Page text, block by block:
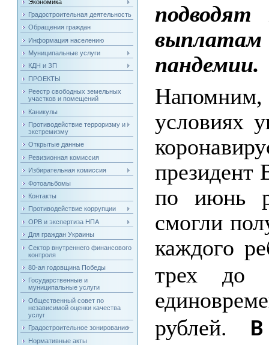
Экономика
Градостроительная деятельность
Обращения граждан
Информация населению
Муниципальные услуги
КДН и ЗП
ПРОЕКТЫ
Реестр свободных земельных
участков и помещений
Каникулы
Противодействие терроризму и
экстремизму
Открытые данные
Ревизионная комиссия
Избирательная комиссия
Фотоальбомы
Контакты
Противодействие коррупции
ОРВ и экспертиза НПА
Для граждан Украины
Сектор внутреннего финансового
контроля
80-ая годовщина Победы
Государственные и
муниципальные услуги
Общественный совет по
независимой оценки качества
услуг
Градостроительное зонирование
Нормативные акты
подводят
пандемии.
Напомним,
условиях
президент
по июнь
смогли
каждого
трех до
рублей.